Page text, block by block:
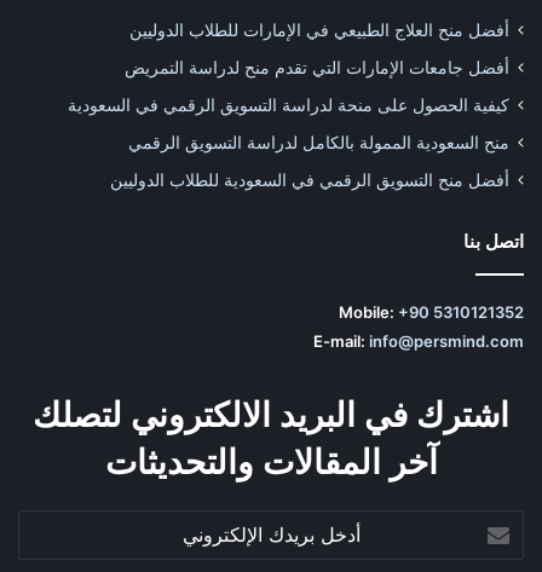
أفضل منح العلاج الطبيعي في الإمارات للطلاب الدوليين
أفضل جامعات الإمارات التي تقدم منح لدراسة التمريض
كيفية الحصول على منحة لدراسة التسويق الرقمي في السعودية
منح السعودية الممولة بالكامل لدراسة التسويق الرقمي
أفضل منح التسويق الرقمي في السعودية للطلاب الدوليين
اتصل بنا
Mobile: +90 5310121352
E-mail: info@persmind.com
اشترك في البريد الالكتروني لتصلك
آخر المقالات والتحديثات
بريدك